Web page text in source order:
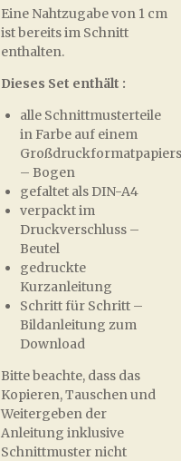
Eine Nahtzugabe von 1 cm
ist bereits im Schnitt
enthalten.
Dieses Set enthält :
alle Schnittmusterteile
in Farbe auf einem
– Bogen
gefaltet als DIN-A4
verpackt im
Druckverschluss –
Beutel
gedruckte
Kurzanleitung
Schritt für Schritt –
Bildanleitung zum
Download
Bitte beachte, dass das
Kopieren, Tauschen und
Weitergeben der
Anleitung inklusive
Schnittmuster nicht